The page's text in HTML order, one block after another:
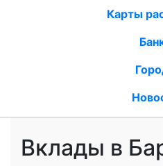
Карты
Вклады в